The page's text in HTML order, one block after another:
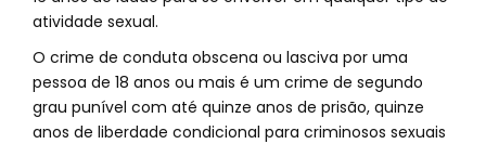
atividade sexual.
O crime de conduta obscena ou lasciva por uma
pessoa de 18 anos ou mais é um crime de segundo
grau punível com até quinze anos de prisão, quinze
anos de liberdade condicional para criminosos sexuais